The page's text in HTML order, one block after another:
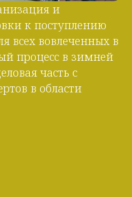
и
к поступлению
всех вовлеченных в
процесс в зимней
часть с
в области